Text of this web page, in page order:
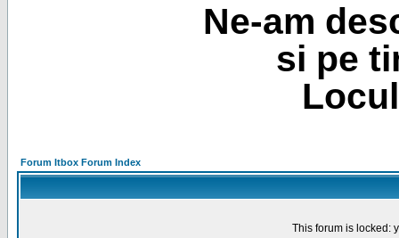
Ne-am
si pe
Forum Itbox Forum Index
This forum is locked: